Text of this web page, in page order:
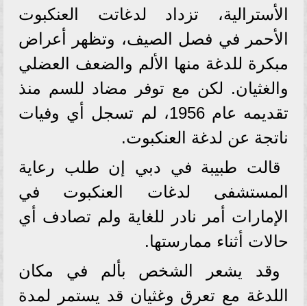
الأسترالية، تزداد لدغاتت العنكبوت
الأحمر في فصل الصيف، وتظهر أعراض
مبكرة للدغة منها الألم والضعف العضلي
والغثيان. لكن مع توفر مضاد للسم منذ
تقديمه عام 1956، لم تسجل أي وفيات
ناتجة عن لدغة العنكبوت.
قالت طبيبة في دبي إن طلب رعاية
المستشفى لدغات العنكبوت في
الإمارات أمر نادر للغاية ولم تصادف أي
حالات أثناء ممارستها.
وقد يشعر الشخص بألم في مكان
اللدغة مع تعرق وغثيان قد يستمر لمدة